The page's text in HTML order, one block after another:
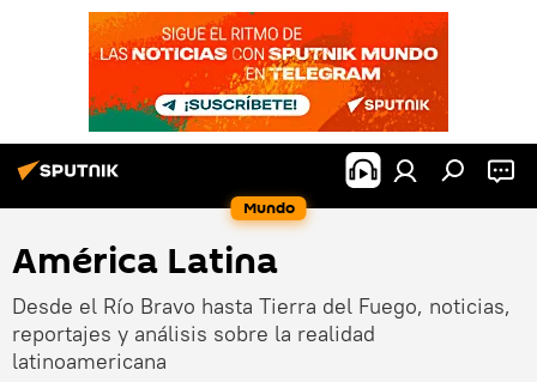
Mundo
América Latina
Desde el Río Bravo hasta Tierra del Fuego, noticias,
reportajes y análisis sobre la realidad
latinoamericana